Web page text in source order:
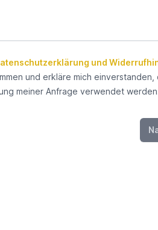
und
und erkläre mich einverstanden,
meiner Anfrage verwendet